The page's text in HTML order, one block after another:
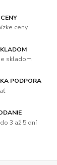
ceny
skladom
PODPORA
3 až 5 dní